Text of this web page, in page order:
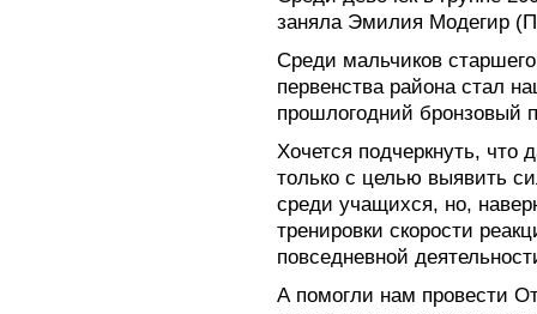
заняла Эмилия Модегир
Среди мальчиков
первенства района стал
прошлогодний бронзовый
Хочется подчеркнуть, что
только с целью выявить
среди учащихся, но,
тренировки скорости
повседневной
А помогли нам провести